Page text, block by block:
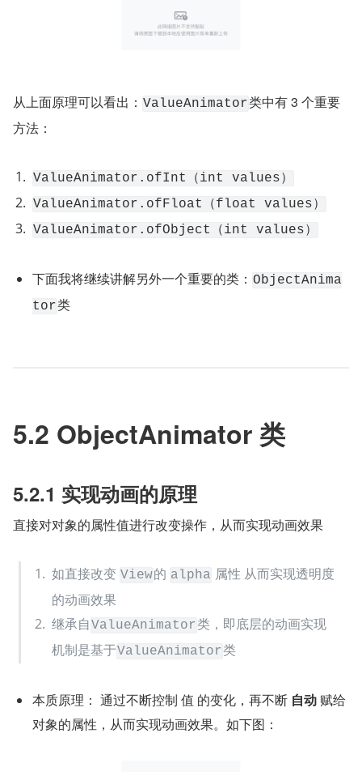
从上面原理可以看出： ValueAnimator类中有 3 个重要
方法：
ValueAnimator.ofInt（int values）
ValueAnimator.ofFloat（float values）
ValueAnimator.ofObject（int values）
下面我将继续讲解另外一个重要的类： ObjectAnima
tor类
5.2 ObjectAnimator 类
5.2.1 实现动画的原理
直接对对象的属性值进行改变操作，从而实现动画效果
如直接改变 View的 alpha 属性 从而实现透明度
的动画效果
继承自ValueAnimator类，即底层的动画实现
机制是基于ValueAnimator类
本质原理： 通过不断控制 值 的变化，再不断 自动 赋给
对象的属性，从而实现动画效果。如下图：